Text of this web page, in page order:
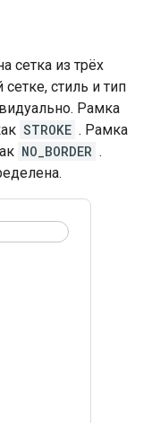
​​сетка из трёх
стиль и тип
Рамка
STROKE . Рамка
NO_BORDER .